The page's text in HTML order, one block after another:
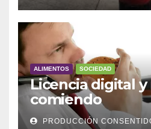
ALIMENTOS SOCIEDAD
Licencia digital
comiendo
PRODUCCIÓN